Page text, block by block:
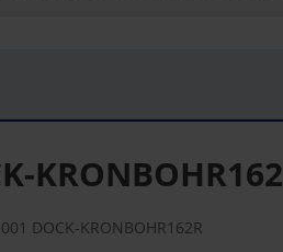
KRONBOHR162
DOCK-KRONBOHR162R